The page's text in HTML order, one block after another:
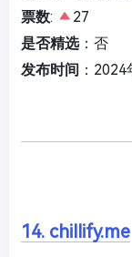
票数:
27
是否精选：否
发布时间 ：
14. chillify.me